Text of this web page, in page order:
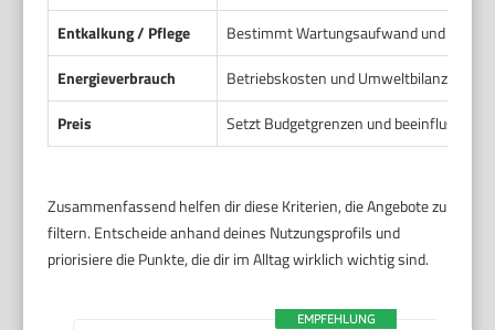
Entkalkung / Pflege
Bestimmt Wartungsaufwand und
Energieverbrauch
Betriebskosten und Umweltbilanz
Preis
Setzt Budgetgrenzen und beeinflusst
Zusammenfassend helfen dir diese Kriterien, die Angebote zu
filtern. Entscheide anhand deines Nutzungsprofils und
priorisiere die Punkte, die dir im Alltag wirklich wichtig sind.
EMPFEHLUNG